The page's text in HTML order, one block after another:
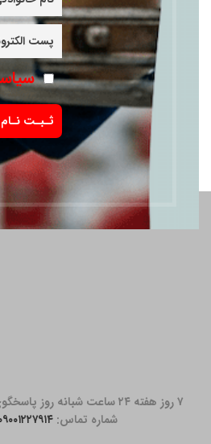
۷ روز هفته ۲۴ ساعت شبانه روز پاسخگوی شما هستیم.
شماره تماس: